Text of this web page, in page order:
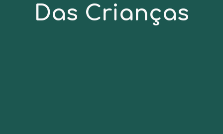
Das Crianças